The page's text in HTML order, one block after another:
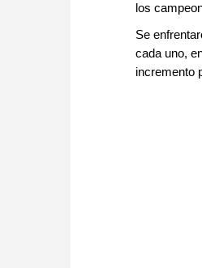
los
Se
cada uno,
incremento